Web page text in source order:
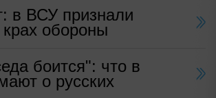
в ВСУ признали
обороны
боится": что в
о русских